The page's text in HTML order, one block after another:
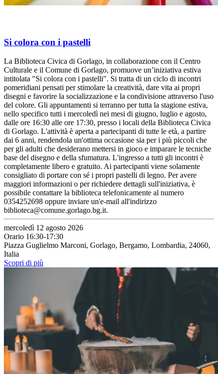
Si colora con i pastelli
La Biblioteca Civica di Gorlago, in collaborazione con il Centro
Culturale e il Comune di Gorlago, promuove un’iniziativa estiva
intitolata "Si colora con i pastelli". Si tratta di un ciclo di incontri
pomeridiani pensati per stimolare la creatività, dare vita ai propri
disegni e favorire la socializzazione e la condivisione attraverso l'uso
del colore. Gli appuntamenti si terranno per tutta la stagione estiva,
nello specifico tutti i mercoledì nei mesi di giugno, luglio e agosto,
dalle ore 16:30 alle ore 17:30, presso i locali della Biblioteca Civica
di Gorlago. L'attività è aperta a partecipanti di tutte le età, a partire
dai 6 anni, rendendola un'ottima occasione sia per i più piccoli che
per gli adulti che desiderano mettersi in gioco e imparare le tecniche
base del disegno e della sfumatura. L'ingresso a tutti gli incontri è
completamente libero e gratuito. Ai partecipanti viene solamente
consigliato di portare con sé i propri pastelli di legno. Per avere
maggiori informazioni o per richiedere dettagli sull'iniziativa, è
possibile contattare la biblioteca telefonicamente al numero
0354252698 oppure inviare un'e-mail all'indirizzo
biblioteca@comune.gorlago.bg.it.
mercoledì 12 agosto 2026
Orario 16:30-17:30
Piazza Guglielmo Marconi, Gorlago, Bergamo, Lombardia, 24060,
Italia
Scopri di più